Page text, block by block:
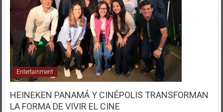
Entertainment
HEINEKEN PANAMÁ Y CINÉPOLIS TRANSFORMAN
LA FORMA DE VIVIR EL CINE